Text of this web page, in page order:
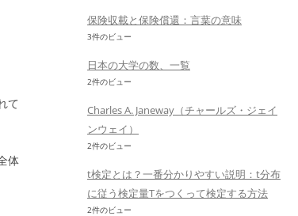
て
体
保険収載と保険償還：言葉の意味
3件のビュー
日本の大学の数、一覧
2件のビュー
Charles A. Janeway（チャールズ・ジェイ
ンウェイ）
2件のビュー
t検定とは？一番分かりやすい説明：t分布
に従う検定量Tをつくって検定する方法
2件のビュー